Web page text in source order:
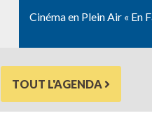
Cinéma en Plein Air « En
TOUT L'AGENDA